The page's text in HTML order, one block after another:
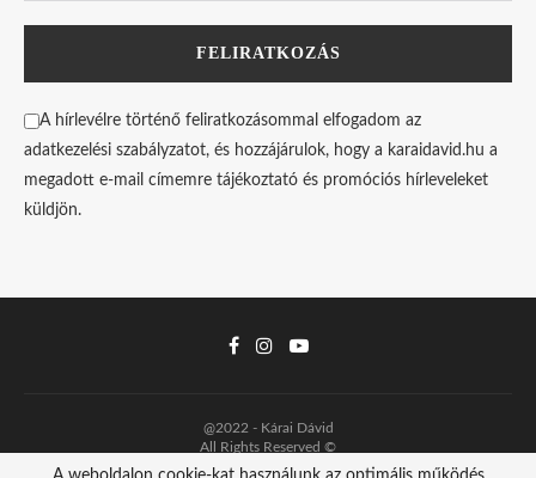
A hírlevélre történő feliratkozásommal elfogadom az
adatkezelési szabályzatot, és hozzájárulok, hogy a karaidavid.hu a
megadott e-mail címemre tájékoztató és promóciós hírleveleket
küldjön.
@2022 - Kárai Dávid
All Rights Reserved ©